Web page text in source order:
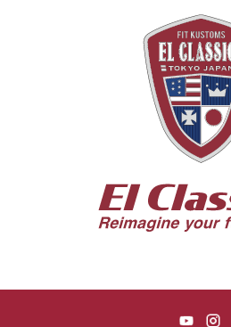
55 CHEVY HANDYMAN WAGON
56 BUICK SPECIAL * 565 *
56 CHEVY BEL-AIR * KOMO *
56 CHEVY BEL-AIR *SPARKLE 56
57 CHEVY BEL-AIR CONVERTIBLE
57 CHEVY NOMAD *ACID 57*